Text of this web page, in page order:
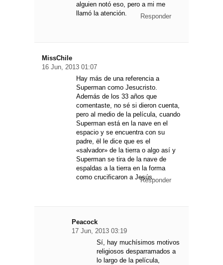
alguien notó eso, pero a mi me
llamó la atención.
Responder
MissChile
16 Jun, 2013 01:07
Hay más de una referencia a
Superman como Jesucristo.
Además de los 33 años que
comentaste, no sé si dieron cuenta,
pero al medio de la película, cuando
Superman está en la nave en el
espacio y se encuentra con su
padre, ël le dice que es el
«salvador» de la tierra o algo así y
Superman se tira de la nave de
espaldas a la tierra en la forma
como crucificaron a Jesús.Responder
Peacock
17 Jun, 2013 03:19
Sí, hay muchísimos motivos
religiosos desparramados a
lo largo de la película,